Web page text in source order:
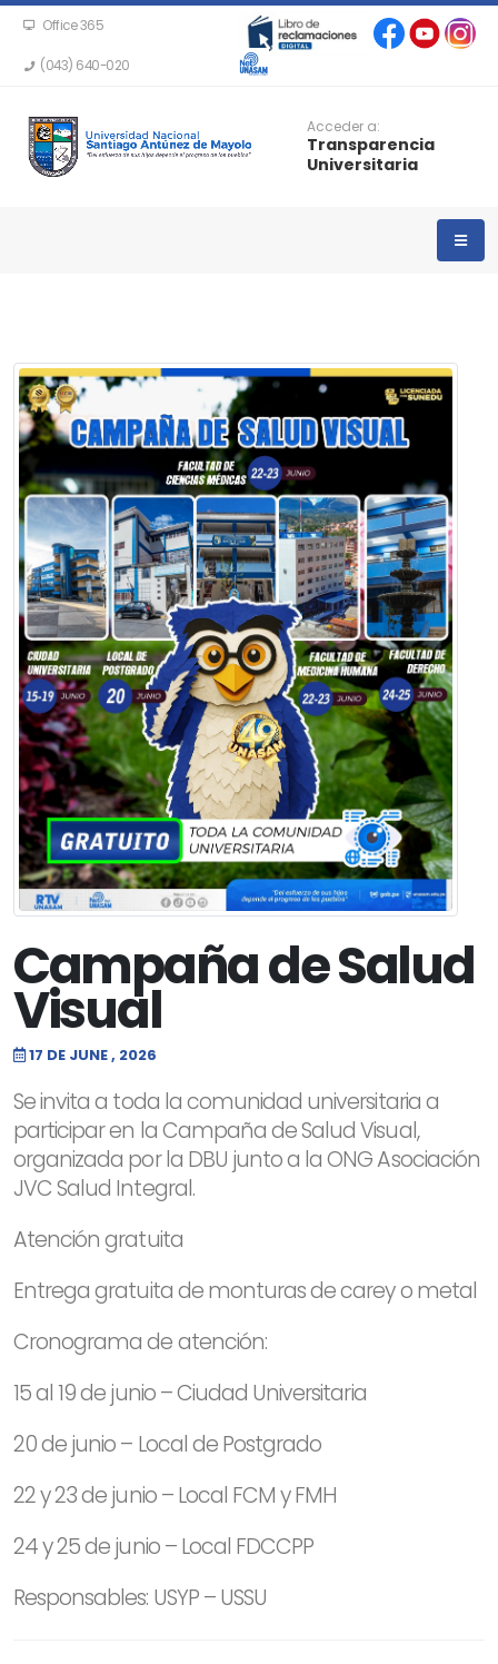
Office 365
(043) 640-020
Acceder a:
Transparencia
Universitaria
Campaña de Salud
Visual
17 DE JUNE , 2026
Se invita a toda la comunidad universitaria a
participar en la Campaña de Salud Visual,
organizada por la DBU junto a la ONG Asociación
JVC Salud Integral.
Atención gratuita
Entrega gratuita de monturas de carey o metal
Cronograma de atención:
15 al 19 de junio – Ciudad Universitaria
20 de junio – Local de Postgrado
22 y 23 de junio – Local FCM y FMH
24 y 25 de junio – Local FDCCPP
Responsables: USYP – USSU